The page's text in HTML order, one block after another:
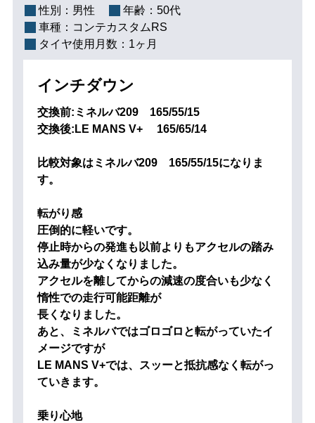
性別： 男性 年齢： 50代
車種： コンテカスタムRS
タイヤ使用月数： 1ヶ月
インチダウン
交換前:ミネルバ209 165/55/15
交換後:LE MANS V+ 165/65/14
比較対象はミネルバ209 165/55/15になりま
す。
転がり感
圧倒的に軽いです。
停止時からの発進も以前よりもアクセルの踏み
込み量が少なくなりました。
アクセルを離してからの減速の度合いも少なく
惰性での走行可能距離が
長くなりました。
あと、ミネルバではゴロゴロと転がっていたイ
メージですが
LE MANS V+では、スッーと抵抗感なく転がっ
ていきます。
乗り心地